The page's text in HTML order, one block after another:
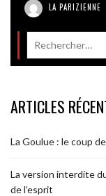
LA PARIZIENNE
ARTICLES
La Goulue : le coup
La version interdite
de l’esprit